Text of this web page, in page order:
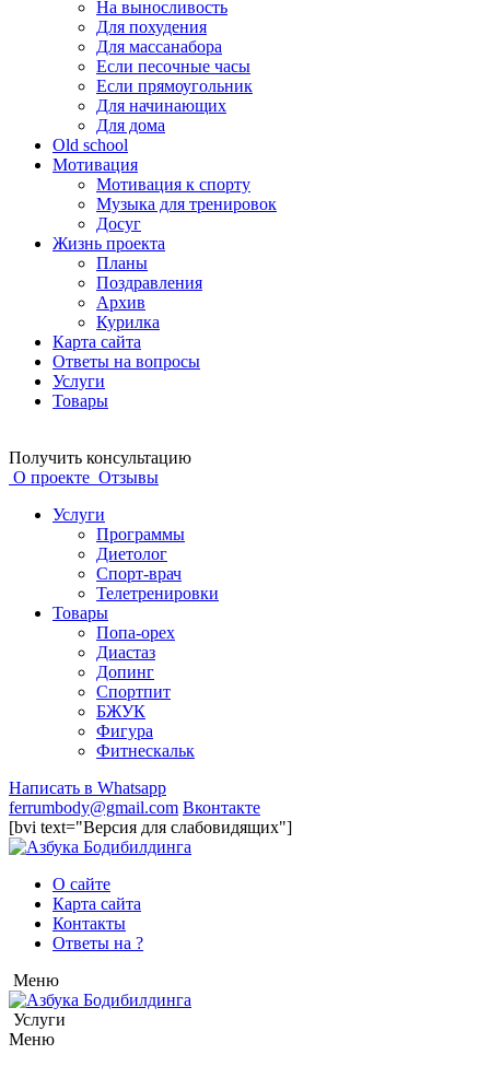
На выносливость
Для похудения
Для массанабора
Если песочные часы
Если прямоугольник
Для начинающих
Для дома
Old school
Мотивация
Мотивация к спорту
Музыка для тренировок
Досуг
Жизнь проекта
Планы
Поздравления
Архив
Курилка
Карта сайта
Ответы на вопросы
Услуги
Товары
Получить консультацию
О проекте Отзывы
Услуги
Программы
Диетолог
Спорт-врач
Телетренировки
Товары
Попа-орех
Диастаз
Допинг
Спортпит
БЖУК
Фигура
Фитнескальк
Написать в Whatsapp
ferrumbody@gmail.com Вконтакте
[bvi text="Версия для слабовидящих"]
О сайте
Карта сайта
Контакты
Ответы на ?
Меню
Услуги
Меню